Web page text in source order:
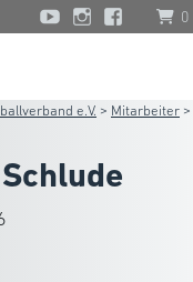
0
e.V. > Mitarbeiter >